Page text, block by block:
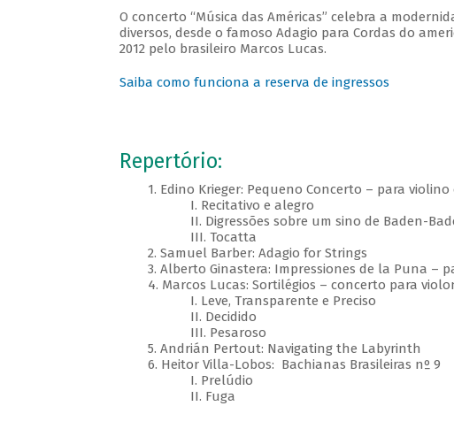
O concerto “Música das Américas” celebra a
diversos, desde o famoso Adagio para Cordas do
2012 pelo brasileiro Marcos Lucas.
Saiba como funciona a reserva de ingressos
Repertório:
1. Edino Krieger: Pequeno Concerto – para violino
I. Recitativo e alegro
II. Digressões sobre um sino de Baden-
III. Tocatta
2. Samuel Barber: Adagio for Strings
3. Alberto Ginastera: Impressiones de la Puna –
4. Marcos Lucas: Sortilégios – concerto para
I. Leve, Transparente e Preciso
II. Decidido
III. Pesaroso
5. Andrián Pertout: Navigating the Labyrinth
6. Heitor Villa-Lobos: Bachianas Brasileiras nº 9
I. Prelúdio
II. Fuga